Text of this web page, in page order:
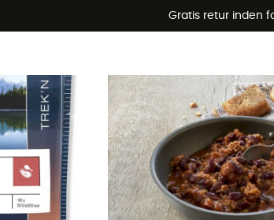
Gratis retur inden